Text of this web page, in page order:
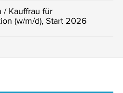
/ Kauffrau für
(w/m/d), Start 2026